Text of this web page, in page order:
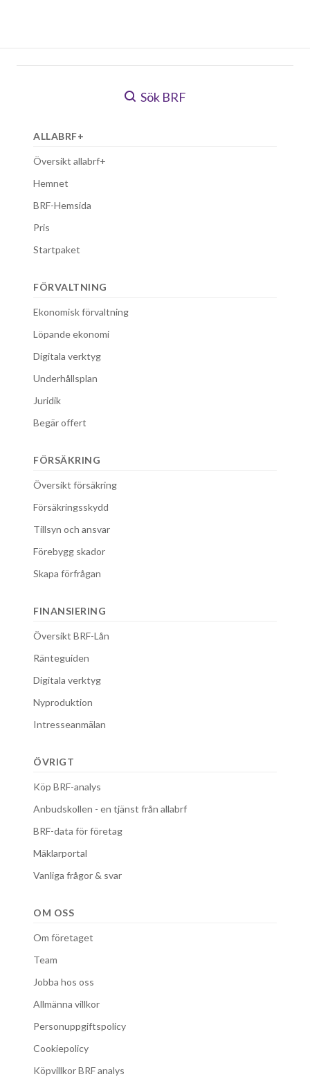
Sök BRF
ALLABRF+
Översikt allabrf+
Hemnet
BRF-Hemsida
Pris
Startpaket
FÖRVALTNING
Ekonomisk förvaltning
Löpande ekonomi
Digitala verktyg
Underhållsplan
Juridik
Begär offert
FÖRSÄKRING
Översikt försäkring
Försäkringsskydd
Tillsyn och ansvar
Förebygg skador
Skapa förfrågan
FINANSIERING
Översikt BRF-Lån
Ränteguiden
Digitala verktyg
Nyproduktion
Intresseanmälan
ÖVRIGT
Köp BRF-analys
Anbudskollen - en tjänst från allabrf
BRF-data för företag
Mäklarportal
Vanliga frågor & svar
OM OSS
Om företaget
Team
Jobba hos oss
Allmänna villkor
Personuppgiftspolicy
Cookiepolicy
Köpvillkor BRF analys